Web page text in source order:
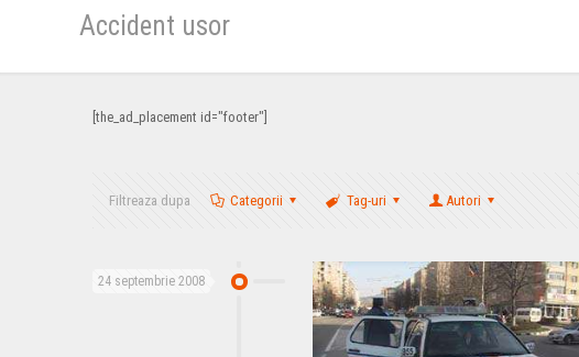
Accident usor
[the_ad_placement id="footer"]
Filtreaza dupa Categorii Tag-uri Autori
24 septembrie 2008